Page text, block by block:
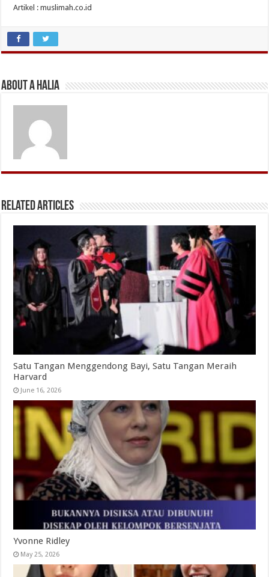
Artikel : muslimah.co.id
About A Halia
Related Articles
Satu Tangan Menggendong Bayi, Satu Tangan Meraih
Harvard
June 16, 2026
Yvonne Ridley
May 25, 2026